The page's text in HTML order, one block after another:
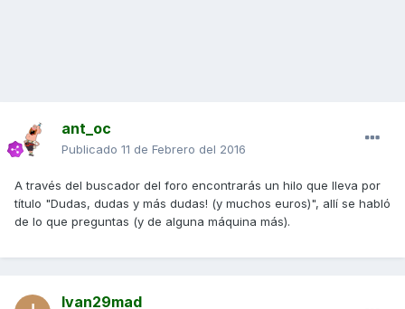
ant_oc
Publicado 11 de Febrero del 2016
A través del buscador del foro encontrarás un hilo que lleva por
título "Dudas, dudas y más dudas! (y muchos euros)", allí se habló
de lo que preguntas (y de alguna máquina más).
Ivan29mad